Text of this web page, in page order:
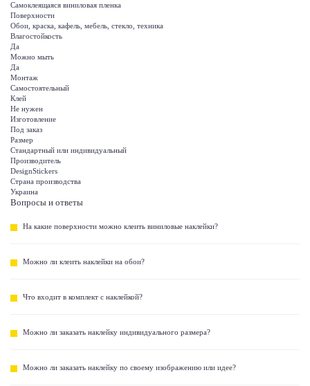
Самоклеящаяся виниловая пленка
Поверхности
Обои, краска, кафель, мебель, стекло, техника
Влагостойкость
Да
Можно мыть
Да
Монтаж
Самостоятельный
Клей
Не нужен
Изготовление
Под заказ
Размер
Стандартный или индивидуальный
Производитель
DesignStickers
Страна производства
Украина
Вопросы и ответы
На какие поверхности можно клеить виниловые наклейки?
Можно ли клеить наклейки на обои?
Что входит в комплект с наклейкой?
Можно ли заказать наклейку индивидуального размера?
Можно ли заказать наклейку по своему изображению или идее?